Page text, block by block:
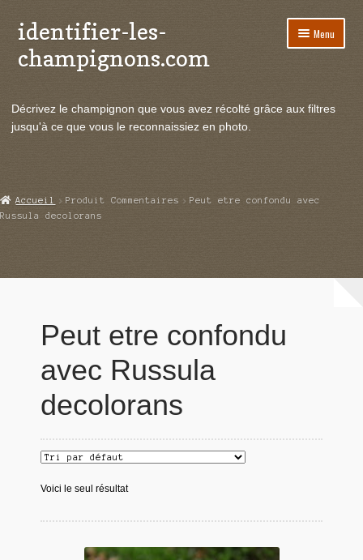
Aller
à
la
Aller
au
contenu
identifier-les-
champignons.com
Menu
le
Actualités
Echanges et contacts
Décrivez le champignon que vous avez récolté grâce aux filtres
jusqu'à ce que vous le reconnaissiez en photo.
Accueil Produit Commentaires
Peut etre confondu avec
Russula decolorans
Peut etre confondu
avec Russula
decolorans
Voici le seul résultat